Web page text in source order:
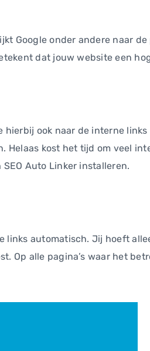
Google onder andere naar
dat jouw website een
hierbij ook naar de interne
Helaas kost het tijd om veel
Auto Linker installeren.
links automatisch. Jij hoeft
Op alle pagina’s waar het